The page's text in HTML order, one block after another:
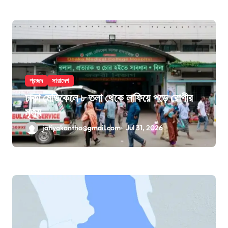
প্রচ্ছদ সারাদেশ
ঢাকা মেডিকেলে ৮ তলা থেকে লাফিয়ে পড়ে রোগীর
মৃত্যু
jatiyakantho@gmail.com Jul 31, 2026